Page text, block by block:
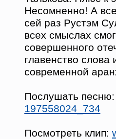
Несомненно! А
сей раз Рустэм
всех смыслах
совершенного
главенство слова
современной
Послушать песню:
197558024_734
Посмотреть клип: